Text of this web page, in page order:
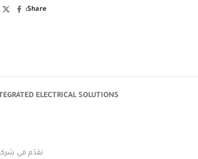
Share:
ELECTRICAL SOLUTIONS
نقدّم في شركة